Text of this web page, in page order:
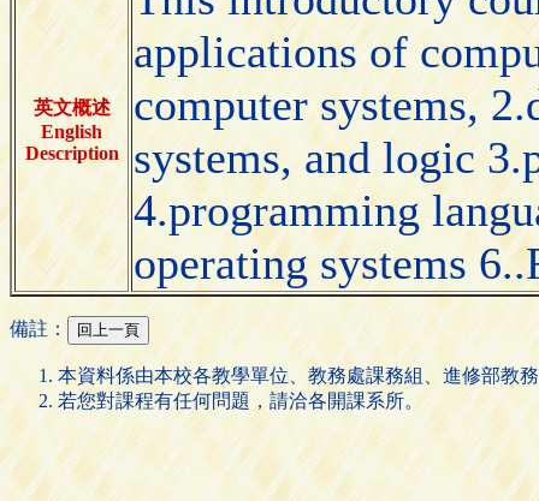
英文概述
English
Description
applications of
computer systems,
systems, and logic
4.programming
operating systems
備註：
本資料係由本校各教學單位、教務處課務組、進修部教
若您對課程有任何問題，請洽各開課系所。